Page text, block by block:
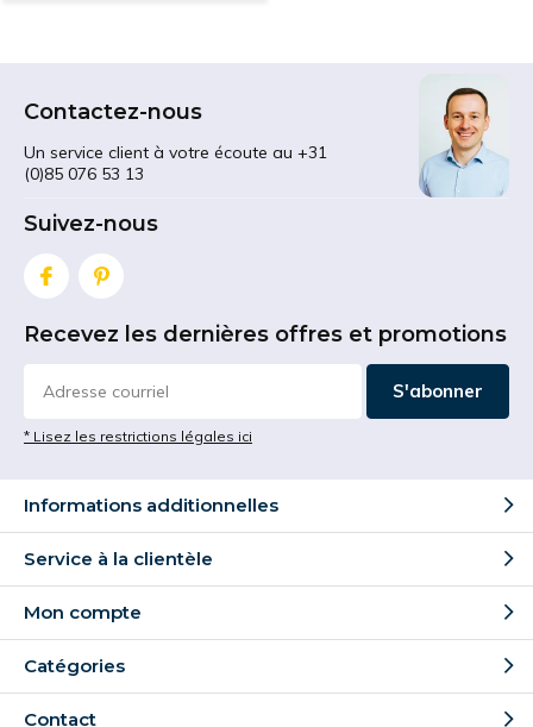
Contactez-nous
Un service client à votre écoute au +31
(0)85 076 53 13
Suivez-nous
Recevez les dernières offres et promotions
S'abonner
* Lisez les restrictions légales ici
Informations additionnelles
Service à la clientèle
Mon compte
Catégories
Contact